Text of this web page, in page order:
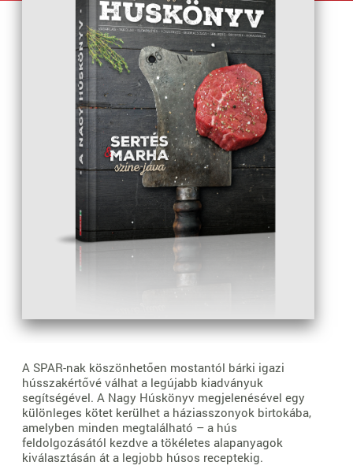
A SPAR-nak köszönhetően mostantól bárki igazi
hússzakértővé válhat a legújabb kiadványuk
segítségével. A Nagy Húskönyv megjelenésével egy
különleges kötet kerülhet a háziasszonyok birtokába,
amelyben minden megtalálható – a hús
feldolgozásától kezdve a tökéletes alapanyagok
kiválasztásán át a legjobb húsos receptekig.